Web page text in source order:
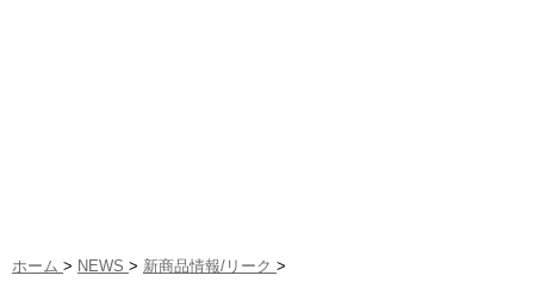
ホーム > NEWS > 新商品情報/リーク >